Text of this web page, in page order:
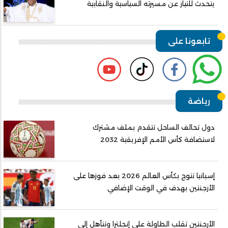
يتحدث للتيار عن مسيرته السياسية والنقابية
تابعونا على
رياضة
دول تحالف الساحل تتقدم بملف مشترك
لاستضافة كأس الأمم الإفريقية 2032
إسبانيا تتوج بكأس العالم 2026 بعد فوزها على
الأرجنتين بهدف في الوقت الإضافي
الأرجنتين تقلب الطاولة على إنجلترا وتتأهل إلى